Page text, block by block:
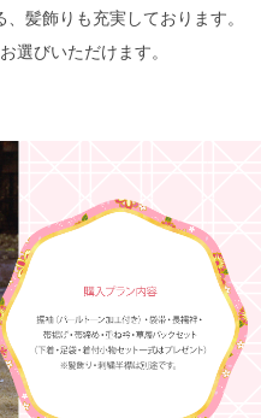
髪飾りも充実しております。
選びいただけます。